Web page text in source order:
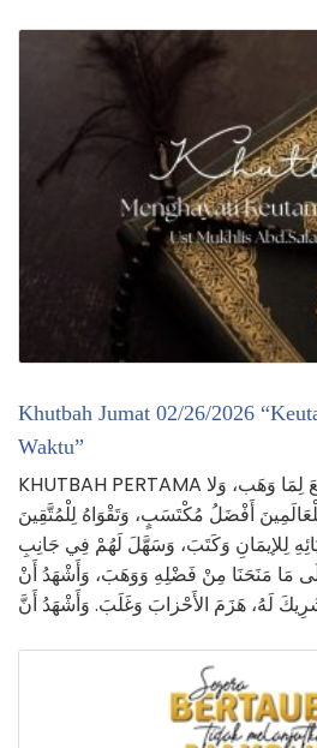
Khutbah Jumat 02/26/2026
Waktu”
KHUTBAH PERTAMA الْحَمْدُ لِلَّهِ الَّذِي لا مَانِعَ لِمَا وَهَب، وَلا
أَفْضَلُ مُكْتَسَبٍ، وَتَقْوَاهُ لِلْمُتَّقِينَ
لِلإيمَانِ وَكَتَبَ، وَسَهَّلَ لَهُمْ فِي جَانِبِ
مَا مَنَحَنَا مِنْ فَضْلِهِ وَوَهَبَ، وَأَشْهَدُ أَنْ